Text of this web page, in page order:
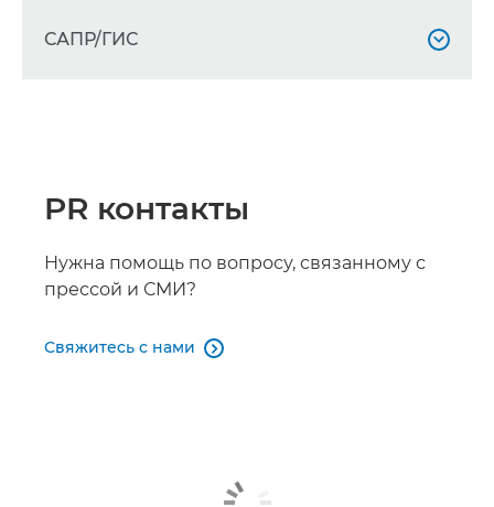
САПР/ГИС 
Océ ColorWave 3500
Océ ColorWave 3700 
PR контакты
Нужна помощь по вопросу, связанному с
прессой и СМИ?
Свяжитесь с нами 